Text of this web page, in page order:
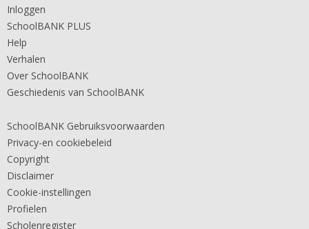
Inloggen
SchoolBANK PLUS
Help
Verhalen
Over SchoolBANK
Geschiedenis van SchoolBANK
SchoolBANK Gebruiksvoorwaarden
Privacy-en cookiebeleid
Copyright
Disclaimer
Cookie-instellingen
Profielen
Scholenregister